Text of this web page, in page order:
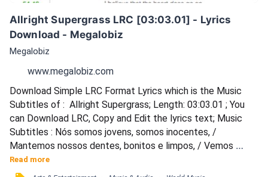
Allright Supergrass LRC [03:03.01] - Lyrics
Download - Megalobiz
Megalobiz
www.megalobiz.com
Download Simple LRC Format Lyrics which is the Music
Subtitles of :  Allright Supergrass; Length: 03:03.01 ; You
can Download LRC, Copy and Edit the lyrics text; Music
Subtitles : Nós somos jovens, somos inocentes, /
Mantemos nossos dentes, bonitos e limpos, / Vemos
nossos amigos, consideramos nossa opinião, nos sentimos
bem. / Nós acordamos, nós saímos, fumamos um cigarro, /
Read more